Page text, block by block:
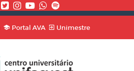
Portal AVA Unimestre